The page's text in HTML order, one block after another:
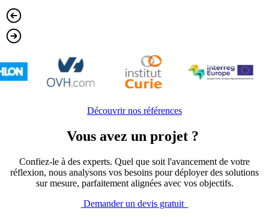
Découvrir nos références
Vous avez un projet ?
Confiez-le à des experts. Quel que soit l'avancement de votre
réflexion, nous analysons vos besoins pour déployer des solutions
sur mesure, parfaitement alignées avec vos objectifs.
Demander un devis gratuit